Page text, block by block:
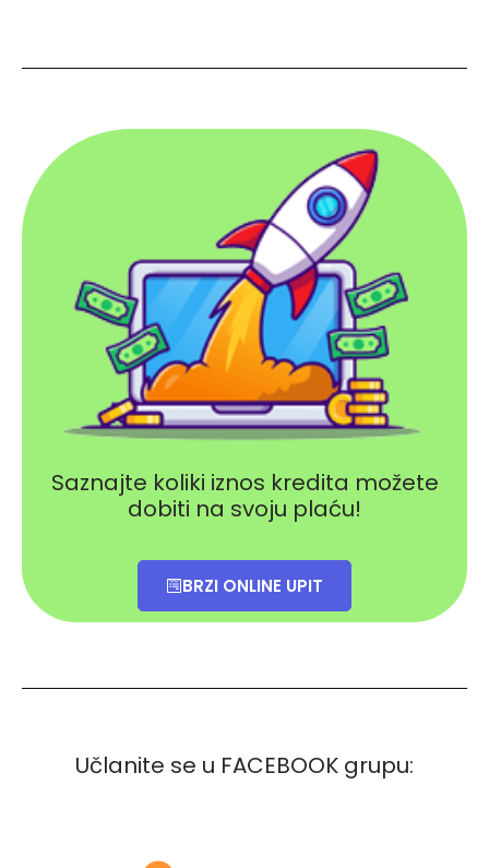
Saznajte koliki iznos kredita možete
dobiti na svoju plaću!
BRZI ONLINE UPIT
Učlanite se u FACEBOOK grupu: